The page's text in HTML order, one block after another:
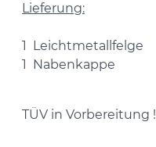
Lieferung:
1 Leichtmetallfelge
1 Nabenkappe
TÜV in Vorbereitung !